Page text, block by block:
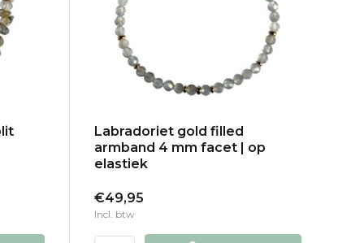
Labradoriet gold filled
armband 4 mm facet | op
elastiek
€49,95
Incl. btw